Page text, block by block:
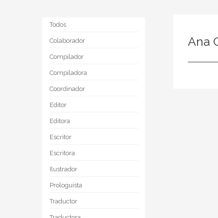
Todos
Colaborador
Compilador
Compiladora
Coordinador
Editor
Editora
Escritor
Escritora
Ilustrador
Prologuista
Traductor
Ana